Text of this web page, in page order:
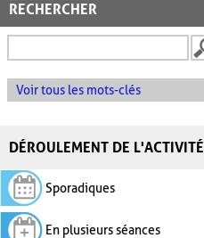
RECHERCHER
Voir tous les mots-clés
DÉROULEMENT DE L'ACTIVITÉ
Sporadiques
En plusieurs séances